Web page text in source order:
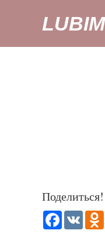
Поделиться!
Facebook
VK